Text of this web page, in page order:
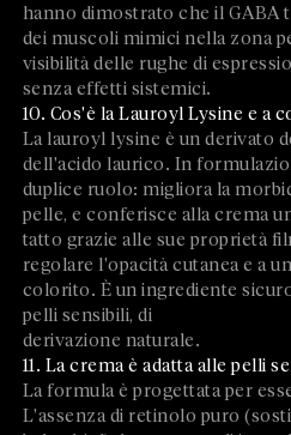
hanno dimostrato che il GABA
dei muscoli mimici nella zona
visibilità delle rughe di
senza effetti sistemici.
10. Cos'è la Lauroyl Lysine e a
La lauroyl lysine è un derivato
dell'acido laurico. In
duplice ruolo: migliora la
pelle, e conferisce alla crema
tatto grazie alle sue proprietà
regolare l'opacità cutanea e a
colorito. È un ingrediente
pelli sensibili, di
derivazione naturale.
11. La crema è adatta alle pelli
La formula è progettata per
L'assenza di retinolo puro